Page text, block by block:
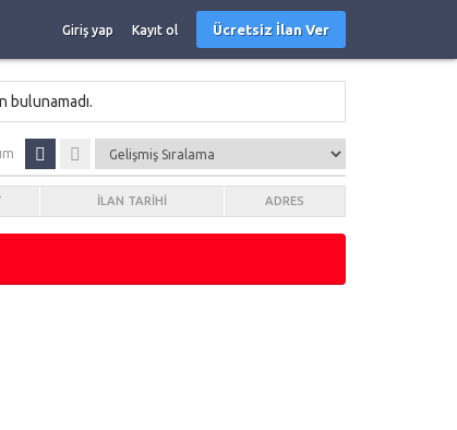
Giriş yap Kayıt ol Ücretsiz İlan Ver
bulunamadı.
İLAN TARIHI ADRES